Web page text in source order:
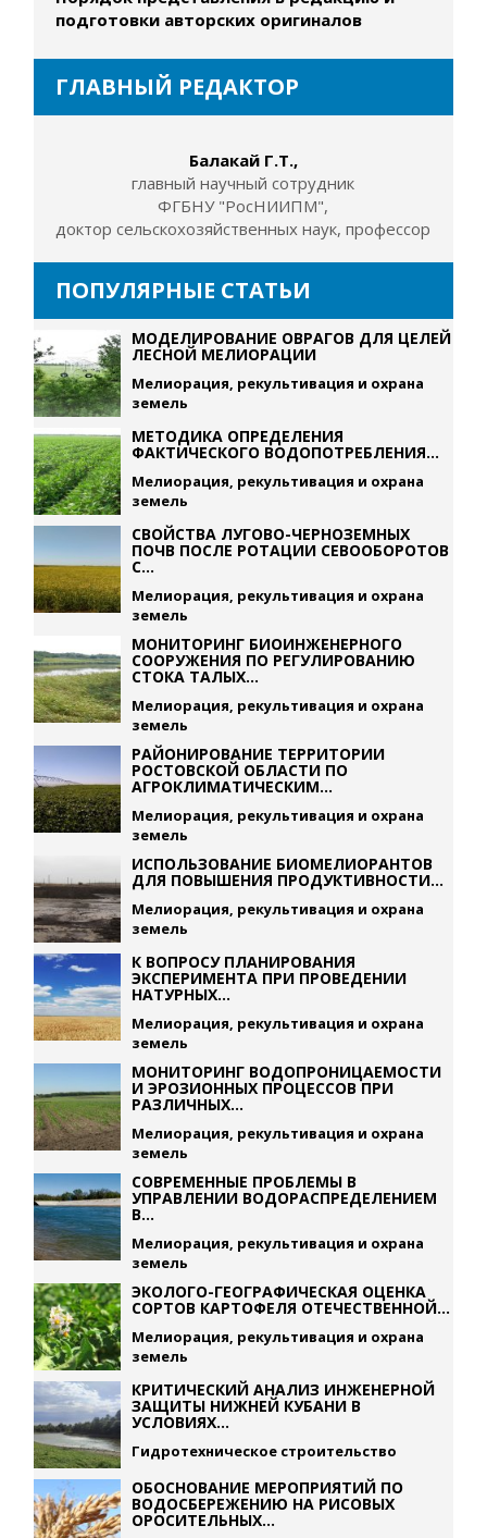
подготовки авторских оригиналов
ГЛАВНЫЙ РЕДАКТОР
Балакай Г.Т.,
главный научный сотрудник
ФГБНУ "РосНИИПМ",
доктор сельскохозяйственных наук, профессор
ПОПУЛЯРНЫЕ СТАТЬИ
МОДЕЛИРОВАНИЕ ОВРАГОВ ДЛЯ ЦЕЛЕЙ
ЛЕСНОЙ МЕЛИОРАЦИИ
Мелиорация, рекультивация и охрана
земель
МЕТОДИКА ОПРЕДЕЛЕНИЯ
ФАКТИЧЕСКОГО ВОДОПОТРЕБЛЕНИЯ...
Мелиорация, рекультивация и охрана
земель
СВОЙСТВА ЛУГОВО-ЧЕРНОЗЕМНЫХ
ПОЧВ ПОСЛЕ РОТАЦИИ СЕВООБОРОТОВ
С...
Мелиорация, рекультивация и охрана
земель
МОНИТОРИНГ БИОИНЖЕНЕРНОГО
СООРУЖЕНИЯ ПО РЕГУЛИРОВАНИЮ
СТОКА ТАЛЫХ...
Мелиорация, рекультивация и охрана
земель
РАЙОНИРОВАНИЕ ТЕРРИТОРИИ
РОСТОВСКОЙ ОБЛАСТИ ПО
АГРОКЛИМАТИЧЕСКИМ...
Мелиорация, рекультивация и охрана
земель
ИСПОЛЬЗОВАНИЕ БИОМЕЛИОРАНТОВ
ДЛЯ ПОВЫШЕНИЯ ПРОДУКТИВНОСТИ...
Мелиорация, рекультивация и охрана
земель
К ВОПРОСУ ПЛАНИРОВАНИЯ
ЭКСПЕРИМЕНТА ПРИ ПРОВЕДЕНИИ
НАТУРНЫХ...
Мелиорация, рекультивация и охрана
земель
МОНИТОРИНГ ВОДОПРОНИЦАЕМОСТИ
И ЭРОЗИОННЫХ ПРОЦЕССОВ ПРИ
РАЗЛИЧНЫХ...
Мелиорация, рекультивация и охрана
земель
СОВРЕМЕННЫЕ ПРОБЛЕМЫ В
УПРАВЛЕНИИ ВОДОРАСПРЕДЕЛЕНИЕМ
В...
Мелиорация, рекультивация и охрана
земель
ЭКОЛОГО-ГЕОГРАФИЧЕСКАЯ ОЦЕНКА
СОРТОВ КАРТОФЕЛЯ ОТЕЧЕСТВЕННОЙ...
Мелиорация, рекультивация и охрана
земель
КРИТИЧЕСКИЙ АНАЛИЗ ИНЖЕНЕРНОЙ
ЗАЩИТЫ НИЖНЕЙ КУБАНИ В
УСЛОВИЯХ...
Гидротехническое строительство
ОБОСНОВАНИЕ МЕРОПРИЯТИЙ ПО
ВОДОСБЕРЕЖЕНИЮ НА РИСОВЫХ
ОРОСИТЕЛЬНЫХ...